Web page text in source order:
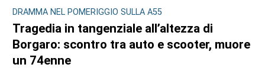
DRAMMA NEL POMERIGGIO SULLA A55
Tragedia in tangenziale all’altezza di
Borgaro: scontro tra auto e scooter, muore
un 74enne